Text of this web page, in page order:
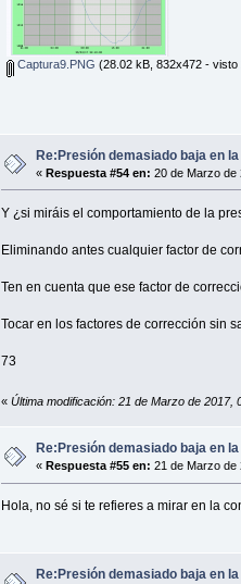
Captura9.PNG (28.02 kB, 832x472 - visto
Re:Presión demasiado baja en
«Respuesta #54 en: 20 de Marzo de
Y ¿si miráis el comportamiento de la
Eliminando antes cualquier factor de
Ten en cuenta que ese factor de
Tocar en los factores de corrección sin
73
« Última modificación: 21 de Marzo de 2017,
Re:Presión demasiado baja en
«Respuesta #55 en: 21 de Marzo de
Hola, no sé si te refieres a mirar en la
Re:Presión demasiado baja en